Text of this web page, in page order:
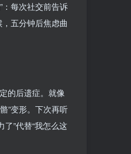
每次社交前告诉
五分钟后焦虑曲
的后遗症。就像
”变形。下次再听
”代替“我怎么这